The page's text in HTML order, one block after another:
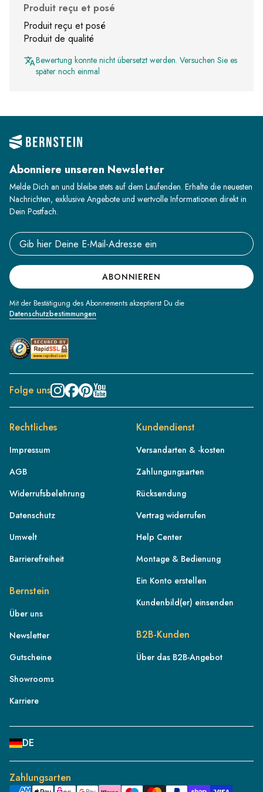
Produit reçu et posé
Produit reçu et posé
Produit de qualité
Bewertung konnte nicht übersetzt werden. Versuchen Sie es
später noch einmal
Abonniere unseren Newsletter
Melde Dich an und bleibe stets auf dem Laufenden. Erhalte die neuesten
Nachrichten, exklusive Angebote und wertvolle Informationen direkt in
Dein Postfach.
Email address
ABONNIEREN
Mit der Bestätigung des Abonnements akzeptierst Du die
Datenschutzbestimmungen
Folge uns
Rechtliches
Impressum
AGB
Widerrufsbelehrung
Datenschutz
Umwelt
Barrierefreiheit
Bernstein
Über uns
Newsletter
Gutscheine
Showrooms
Karriere
Kundendienst
Versandarten & -kosten
Zahlungungsarten
Rücksendung
Vertrag widerrufen
Help Center
Montage & Bedienung
Ein Konto erstellen
Kundenbild(er) einsenden
B2B-Kunden
Über das B2B-Angebot
DE
AT
CH
FR
IT
ES
Zahlungsarten